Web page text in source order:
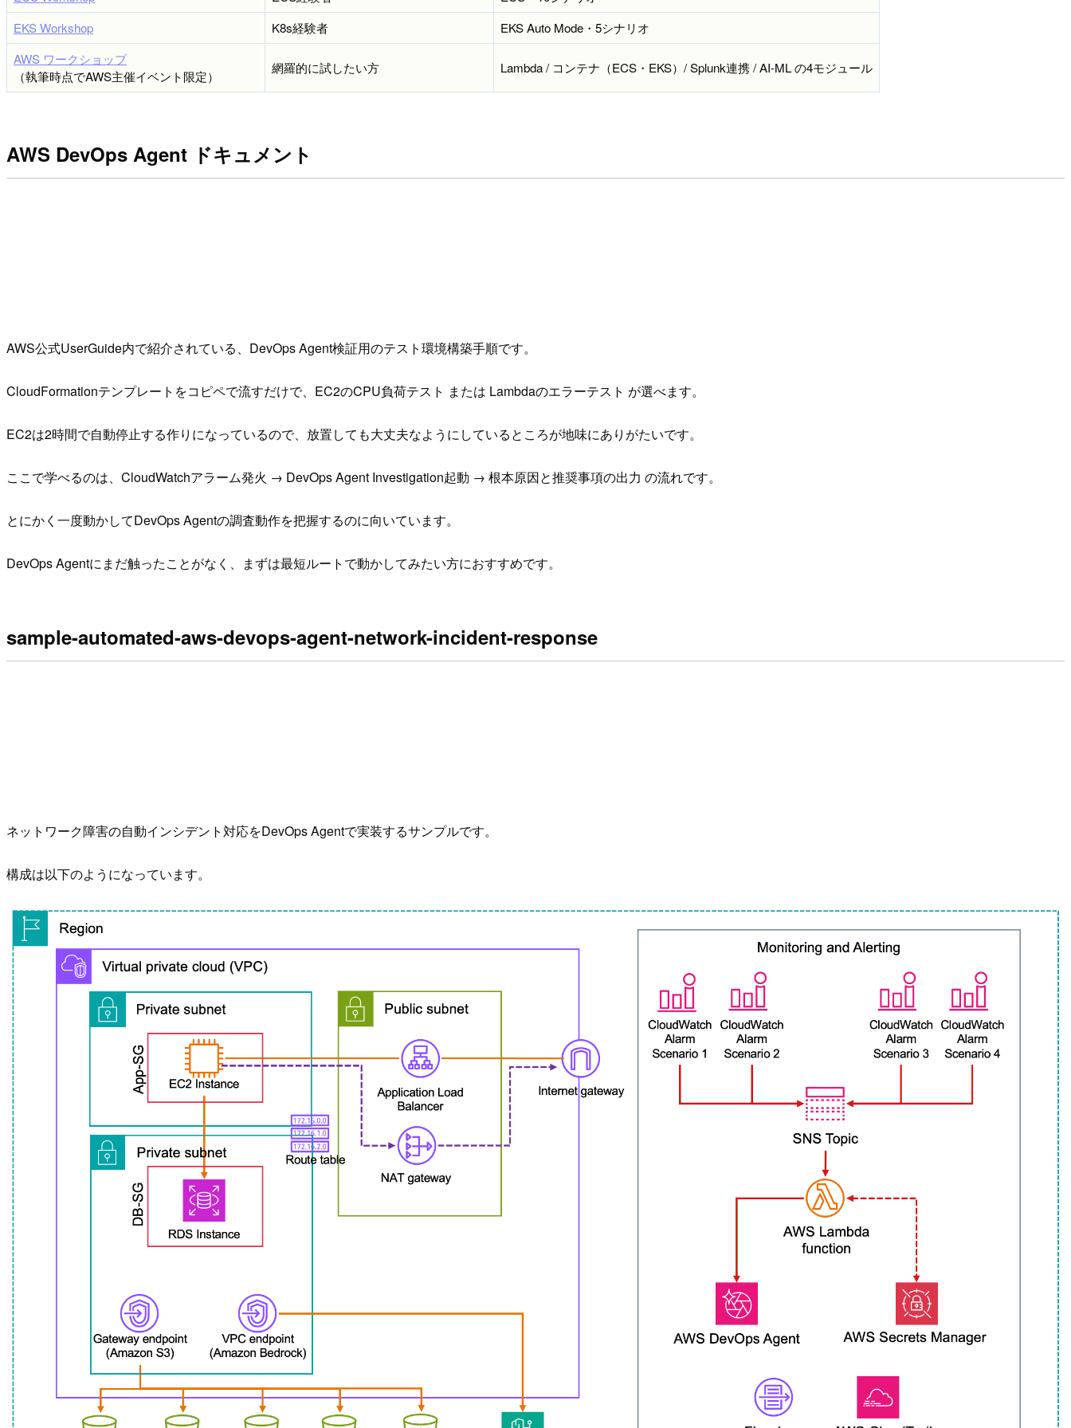
EKS Workshop
K8s経験者
EKS Auto Mode・5シナリオ
AWS ワークショップ
（執筆時点でAWS主催イベント限定）
網羅的に試したい方 Lambda / コンテナ（ECS・EKS）/ Splunk連携 / AI-ML の4モジュール
AWS DevOps Agent ドキュメント
AWS公式UserGuide内で紹介されている、DevOps Agent検証用のテスト環境構築手順です。
CloudFormationテンプレートをコピペで流すだけで、EC2のCPU負荷テスト または Lambdaのエラーテスト が選べます。
EC2は2時間で自動停止する作りになっているので、放置しても大丈夫なようにしているところが地味にありがたいです。
ここで学べるのは、CloudWatchアラーム発火 → DevOps Agent Investigation起動 → 根本原因と推奨事項の出力 の流れです。
とにかく一度動かしてDevOps Agentの調査動作を把握するのに向いています。
DevOps Agentにまだ触ったことがなく、まずは最短ルートで動かしてみたい方におすすめです。
sample-automated-aws-devops-agent-network-incident-response
ネットワーク障害の自動インシデント対応をDevOps Agentで実装するサンプルです。
構成は以下のようになっています。